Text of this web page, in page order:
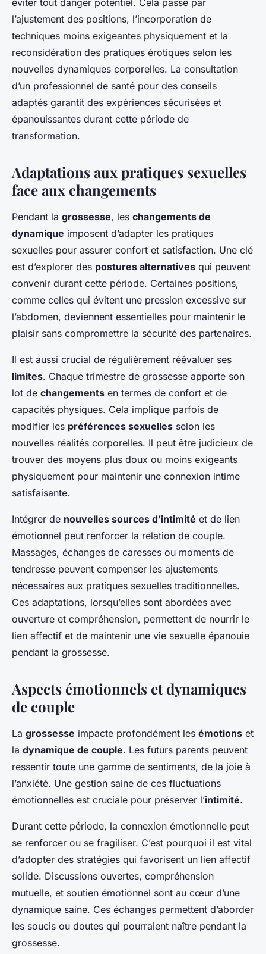
éviter tout danger potentiel. Cela passe par
l’ajustement des positions, l’incorporation de
techniques moins exigeantes physiquement et la
reconsidération des pratiques érotiques selon les
nouvelles dynamiques corporelles. La consultation
d’un professionnel de santé pour des conseils
adaptés garantit des expériences sécurisées et
épanouissantes durant cette période de
transformation.
Adaptations aux pratiques sexuelles
face aux changements
Pendant la grossesse, les changements de
dynamique imposent d’adapter les pratiques
sexuelles pour assurer confort et satisfaction. Une clé
est d’explorer des postures alternatives qui peuvent
convenir durant cette période. Certaines positions,
comme celles qui évitent une pression excessive sur
l’abdomen, deviennent essentielles pour maintenir le
plaisir sans compromettre la sécurité des partenaires.
Il est aussi crucial de régulièrement réévaluer ses
limites. Chaque trimestre de grossesse apporte son
lot de changements en termes de confort et de
capacités physiques. Cela implique parfois de
modifier les préférences sexuelles selon les
nouvelles réalités corporelles. Il peut être judicieux de
trouver des moyens plus doux ou moins exigeants
physiquement pour maintenir une connexion intime
satisfaisante.
Intégrer de nouvelles sources d’intimité et de lien
émotionnel peut renforcer la relation de couple.
Massages, échanges de caresses ou moments de
tendresse peuvent compenser les ajustements
nécessaires aux pratiques sexuelles traditionnelles.
Ces adaptations, lorsqu’elles sont abordées avec
ouverture et compréhension, permettent de nourrir le
lien affectif et de maintenir une vie sexuelle épanouie
pendant la grossesse.
Aspects émotionnels et dynamiques
de couple
La grossesse impacte profondément les émotions et
la dynamique de couple. Les futurs parents peuvent
ressentir toute une gamme de sentiments, de la joie à
l’anxiété. Une gestion saine de ces fluctuations
émotionnelles est cruciale pour préserver l’intimité.
Durant cette période, la connexion émotionnelle peut
se renforcer ou se fragiliser. C’est pourquoi il est vital
d’adopter des stratégies qui favorisent un lien affectif
solide. Discussions ouvertes, compréhension
mutuelle, et soutien émotionnel sont au cœur d’une
dynamique saine. Ces échanges permettent d’aborder
les soucis ou doutes qui pourraient naître pendant la
grossesse.